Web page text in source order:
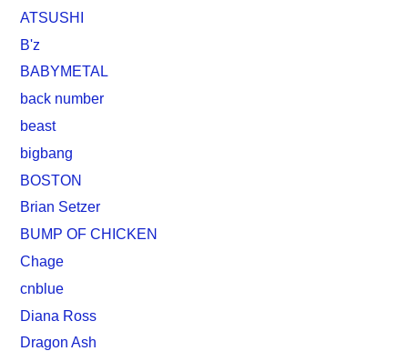
ATSUSHI
B'z
BABYMETAL
back number
beast
bigbang
BOSTON
Brian Setzer
BUMP OF CHICKEN
Chage
cnblue
Diana Ross
Dragon Ash